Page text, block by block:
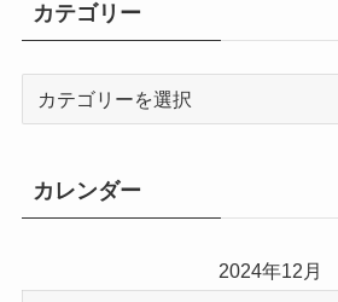
カテゴリー
ー
カレンダー
2024年12月